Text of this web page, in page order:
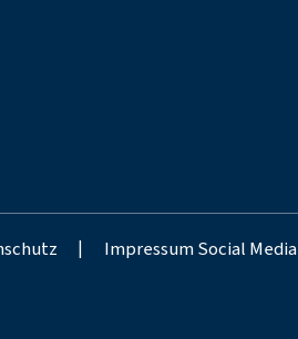
| Impressum Social Media